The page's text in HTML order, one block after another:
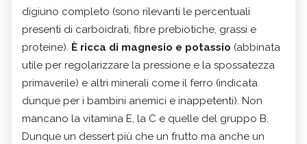
digiuno completo (sono rilevanti le percentuali
presenti di carboidrati, fibre prebiotiche, grassi e
proteine). È ricca di magnesio e potassio (abbinata
utile per regolarizzare la pressione e la spossatezza
primaverile) e altri minerali come il ferro (indicata
dunque per i bambini anemici e inappetenti). Non
mancano la vitamina E, la C e quelle del gruppo B.
Dunque un dessert più che un frutto ma anche un